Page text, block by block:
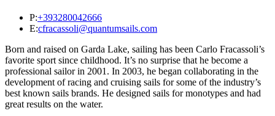
P:+393280042666
E:cfracassoli@quantumsails.com
Born and raised on Garda Lake, sailing has been Carlo Fracassoli’s
favorite sport since childhood. It’s no surprise that he become a
professional sailor in 2001. In 2003, he began collaborating in the
development of racing and cruising sails for some of the industry’s
best known sails brands. He designed sails for monotypes and had
great results on the water.